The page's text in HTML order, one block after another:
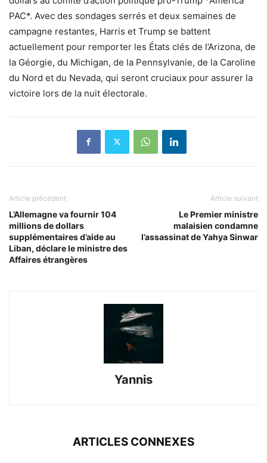
PAC*. Avec des sondages serrés et deux semaines de
campagne restantes, Harris et Trump se battent
actuellement pour remporter les États clés de l’Arizona, de
la Géorgie, du Michigan, de la Pennsylvanie, de la Caroline
du Nord et du Nevada, qui seront cruciaux pour assurer la
victoire lors de la nuit électorale.
Article précédent
L’Allemagne va fournir 104
millions de dollars
supplémentaires d’aide au
Liban, déclare le ministre des
Affaires étrangères
Article suivant
Le Premier ministre
malaisien condamne
l’assassinat de Yahya Sinwar
Yannis
ARTICLES CONNEXES